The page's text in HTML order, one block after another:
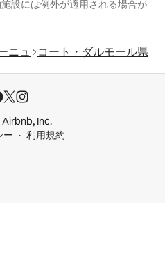
設には例外が適用される場合が
ニュ
コート・ダルモール県
Inc.
ー
利用規約